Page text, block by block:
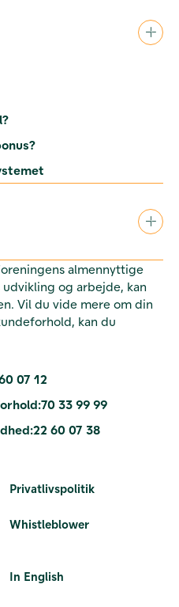
almennyttige
og arbejde, kan
Vil du vide mere om din
kan du
07 12
70 33 99 99
22 60 07 38
Privatlivspolitik
Whistleblower
In English